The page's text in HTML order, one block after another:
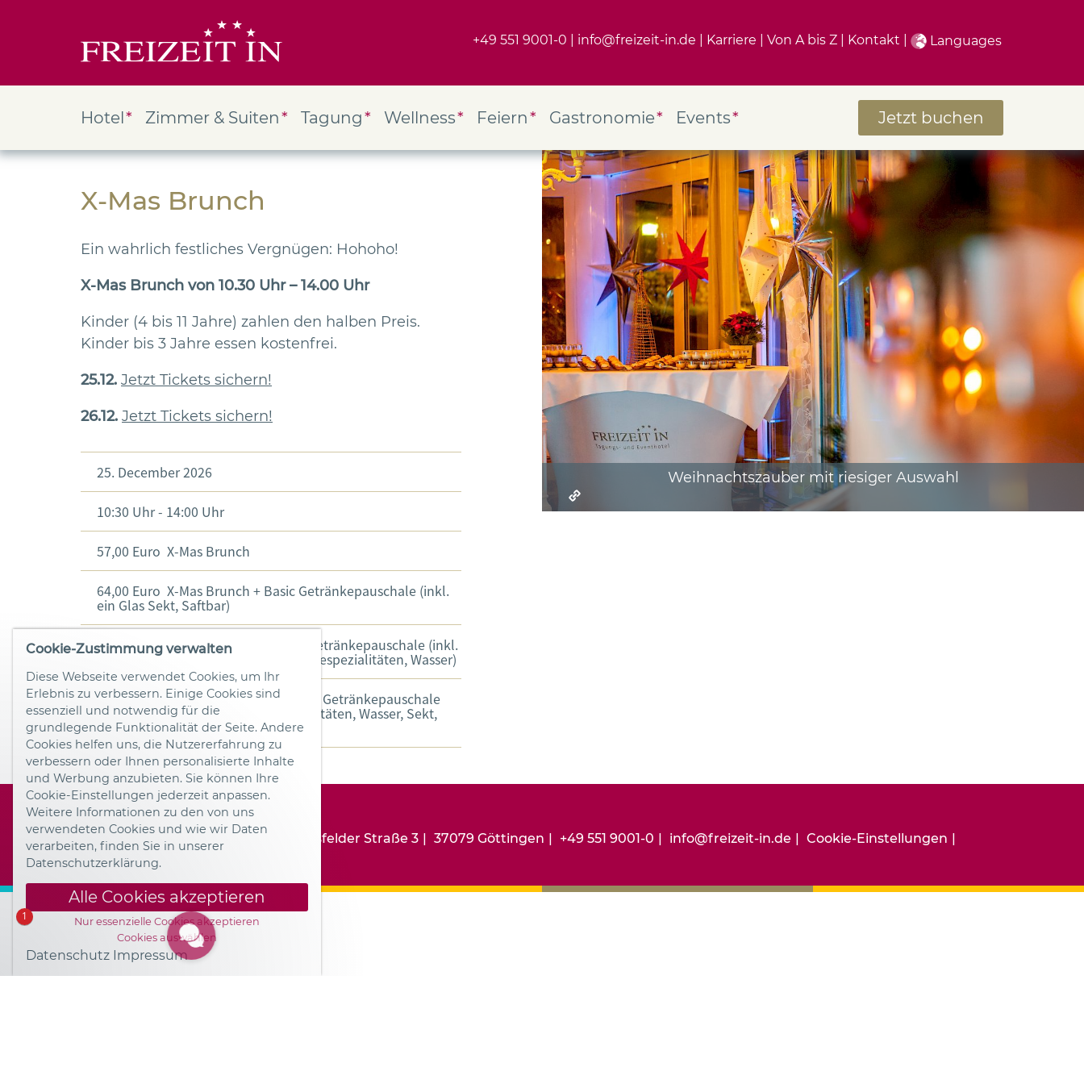
+49 551 9001-0 info@freizeit-in.de Karriere Von A bis Z Kontakt Languages
Hotel Zimmer & Suiten Tagung Wellness Feiern Gastronomie Events Jetzt buchen
X-Mas Brunch
Ein wahrlich festliches Vergnügen: Hohoho!
X-Mas Brunch von 10.30 Uhr – 14.00 Uhr
Kinder (4 bis 11 Jahre) zahlen den halben Preis.
Kinder bis 3 Jahre essen kostenfrei.
25.12. Jetzt Tickets sichern!
26.12. Jetzt Tickets sichern!
25. December 2026
10:30 Uhr - 14:00 Uhr
57,00 Euro X-Mas Brunch
64,00 Euro X-Mas Brunch + Basic Getränkepauschale (inkl.
ein Glas Sekt, Saftbar)
69,00 Euro X-Mas Brunch + Classic Getränkepauschale (inkl.
ein Glas Sekt, Saftbar, Kaffee- und Teespezialitäten, Wasser)
77,00 Euro X-Mas Brunch + Premium Getränkepauschale
(inkl. Saftbar, Kaffee- und Teespezialitäten, Wasser, Sekt,
Hauswein, Bier & Limonade)
Weihnachtszauber mit riesiger Auswahl
Hotel FREIZEIT IN Göttingen Dransfelder Straße 3 37079 Göttingen +49 551 9001-0 info@freizeit-in.de
Cookie-Einstellungen
Datenschutz
Cookie-Zustimmung verwalten
Diese Webseite verwendet Cookies, um Ihr
Erlebnis zu verbessern. Einige Cookies sind
essenziell und notwendig für die
grundlegende Funktionalität der Seite. Andere
Cookies helfen uns, die Nutzererfahrung zu
verbessern oder Ihnen personalisierte Inhalte
und Werbung anzubieten. Sie können Ihre
Cookie-Einstellungen jederzeit anpassen.
Weitere Informationen zu den von uns
verwendeten Cookies und wie wir Daten
verarbeiten, finden Sie in unserer
Datenschutzerklärung.
Alle Cookies akzeptieren
Nur essenzielle Cookies akzeptieren
Cookies auswählen
Datenschutz Impressum
1